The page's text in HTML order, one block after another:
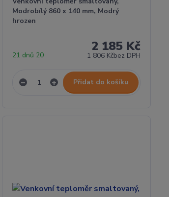
Modrobílý 860 x 140 mm, Modrý
hrozen
2 185 Kč
1 806 Kčbez DPH
21 dnů 20
Přidat do košíku